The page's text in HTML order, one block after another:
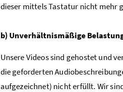
dieser mittels Tastatur nicht mehr
b) Unverhältnismäßige
Unsere Videos sind gehostet und
die geforderten
aufgezeichnet) nicht erfüllt. Wir